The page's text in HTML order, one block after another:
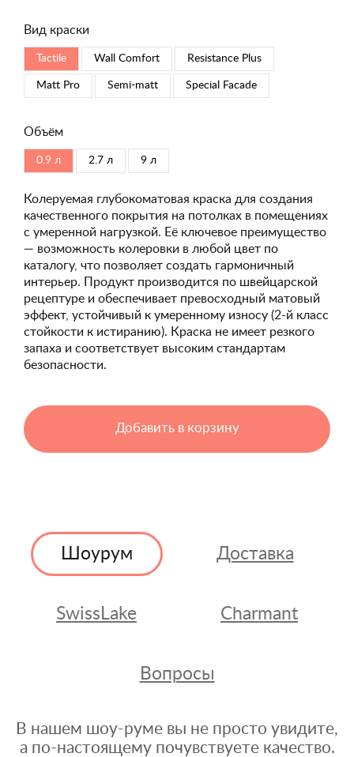
Вид краски
Tactile Wall Comfort Resistance Plus
Matt Pro Semi-matt Special Faсade
Объём
0.9 л 2.7 л 9 л
Колеруемая глубокоматовая краска для создания
качественного покрытия на потолках в помещениях
с умеренной нагрузкой. Её ключевое преимущество
— возможность колеровки в любой цвет по
каталогу, что позволяет создать гармоничный
интерьер. Продукт производится по швейцарской
рецептуре и обеспечивает превосходный матовый
эффект, устойчивый к умеренному износу (2-й класс
стойкости к истиранию). Краска не имеет резкого
запаха и соответствует высоким стандартам
безопасности.
Добавить в корзину
Шоурум Доставка
SwissLake Charmant
Вопросы
В нашем шоу-руме вы не просто увидите,
а по-настоящему почувствуете качество.